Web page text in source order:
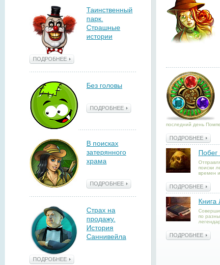
Таинственный
парк.
Страшные
истории
ПОДРОБНЕЕ
Без головы
ПОДРОБНЕЕ
В поисках
затерянного
храма
ПОДРОБНЕЕ
Страх на
продажу.
История
Саннивейла
ПОДРОБНЕЕ
последний день
ПОДРОБНЕЕ
Побег
поиски
времен
ПОДРОБНЕЕ
Книга
по
ПОДРОБНЕЕ